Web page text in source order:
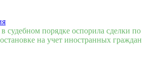
судебном порядке оспорила сделки по
на учет иностранных граждан